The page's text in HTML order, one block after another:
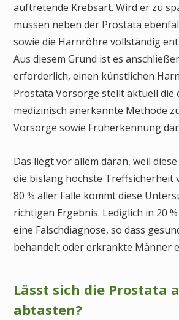
auftretende Krebsart. Wird er zu
müssen neben der Prostata
sowie die Harnröhre vollständig
Aus diesem Grund ist es
erforderlich, einen künstlichen
Prostata Vorsorge stellt aktuell die
medizinisch anerkannte Methode
Vorsorge sowie Früherkennung
Das liegt vor allem daran, weil
die bislang höchste Treffsicherheit
80 % aller Fälle kommt diese
richtigen Ergebnis. Lediglich in 20
eine Falschdiagnose, so dass
behandelt oder erkrankte Männer
Lässt sich die Prostata
abtasten?